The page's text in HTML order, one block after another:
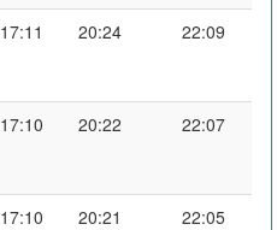
17:11 20:24 22:09
17:10 20:22 22:07
17:10 20:21 22:05